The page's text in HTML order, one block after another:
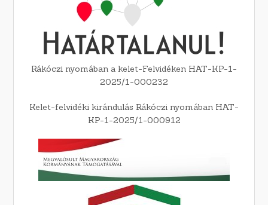
Rákóczi nyomában a kelet-Felvidéken HAT-KP-1-
2025/1-000232
Kelet-felvidéki kirándulás Rákóczi nyomában HAT-
KP-1-2025/1-000912